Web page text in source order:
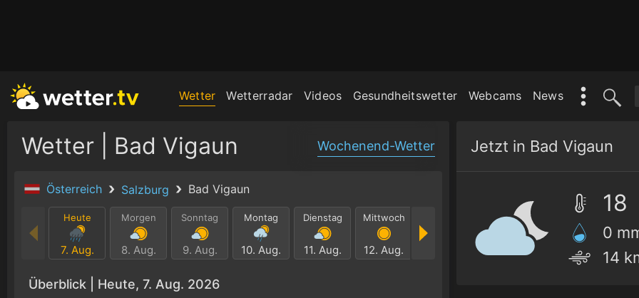
Wetter Wetterradar Videos Gesundheitswetter Webcams News
Wetter | Bad Vigaun Wochenend-Wetter
Österreich Salzburg Bad Vigaun
Heute
7. Aug.
Morgen
8. Aug.
Sonntag
9. Aug.
Montag
10. Aug.
Dienstag
11. Aug.
Mittwoch
12. Aug.
Freitag
15. Aug. 16.
Überblick | Heute, 7. Aug. 2026
Jetzt in Bad Vigaun
18
0
14